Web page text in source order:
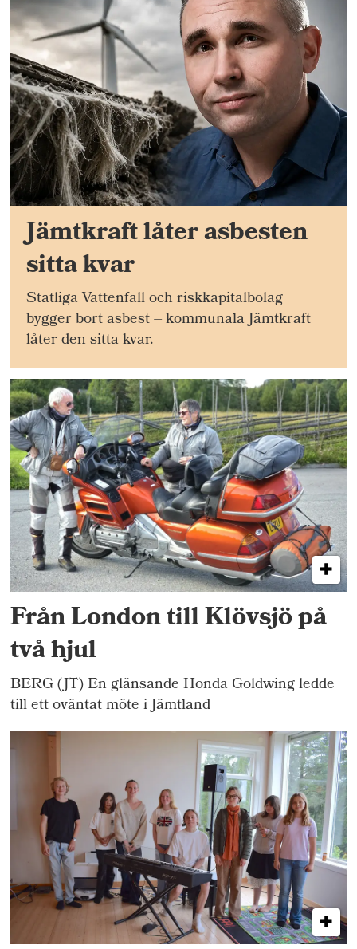
Jämtkraft låter asbesten
sitta kvar
Statliga Vattenfall och riskkapitalbolag
bygger bort asbest – kommunala Jämtkraft
låter den sitta kvar.
Från London till Klövsjö på
två hjul
BERG (JT) En glänsande Honda Goldwing ledde
till ett oväntat möte i Jämtland